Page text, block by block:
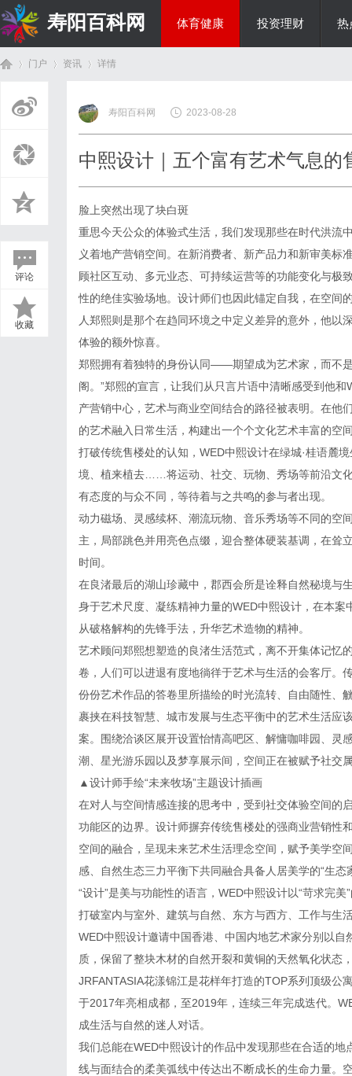
寿阳百科网 体育健康 投资理财 热
门户 资讯
›
详情
评论
收藏
寿阳百科网 2023-08-28
中熙设计｜五个富有艺术气息的
脸上突然出现了块白斑
重思今天公众的体验式生活，我们发现那些在时代洪流
义着地产营销空间。在新消费者、新产品力和新审美
顾社区互动、多元业态、可持续运营等的功能变化与极
性的绝佳实验场地。设计师们也因此锚定自我，在空间
人郑熙则是那个在趋同环境之中定义差异的意外，他
体验的额外惊喜。
郑熙拥有着独特的身份认同——期望成为艺术家，而不
阁。”郑熙的宣言，让我们从只言片语中清晰感受到他
产营销中心，艺术与商业空间结合的路径被表明。在他
的艺术融入日常生活，构建出一个个文化艺术丰富的空
打破传统售楼处的认知，WED中熙设计在绿城·桂语麓
境、植来植去……将运动、社交、玩物、秀场等前沿文
有态度的与众不同，等待着与之共鸣的参与者出现。
动力磁场、灵感续杯、潮流玩物、音乐秀场等不同的空
主，局部跳色并用亮色点缀，迎合整体硬装基调，在耸
时间。
在良渚最后的湖山珍藏中，郡西会所是诠释自然秘境与
身于艺术尺度、凝练精神力量的WED中熙设计，在本
从破格解构的先锋手法，升华艺术造物的精神。
艺术顾问郑熙想塑造的良渚生活范式，离不开集体记忆
卷，人们可以进退有度地徜徉于艺术与生活的会客厅。
份份艺术作品的答卷里所描绘的时光流转、自由随性、
裹挟在科技智慧、城市发展与生态平衡中的艺术生活应
案。围绕洽谈区展开设置怡情高吧区、解慵咖啡园、灵
潮、星光游乐园以及梦享展示间，空间正在被赋予社交
▲设计师手绘“未来牧场”主题设计插画
在对人与空间情感连接的思考中，受到社交体验空间的
功能区的边界。设计师摒弃传统售楼处的强商业营销性
空间的融合，呈现未来艺术生活理念空间，赋予美学空
感、自然生态三力平衡下共同融合具备人居美学的“生态
“设计”是美与功能性的语言，WED中熙设计以“苛求完
打破室内与室外、建筑与自然、东方与西方、工作与生
WED中熙设计邀请中国香港、中国内地艺术家分别以
质，保留了整块木材的自然开裂和黄铜的天然氧化状态
JRFANTASIA花漾锦江是花样年打造的TOP系列顶级公
于2017年亮相成都，至2019年，连续三年完成迭代。
成生活与自然的迷人对话。
我们总能在WED中熙设计的作品中发现那些在合适的
线与面结合的柔美弧线中传达出不断成长的生命力量。